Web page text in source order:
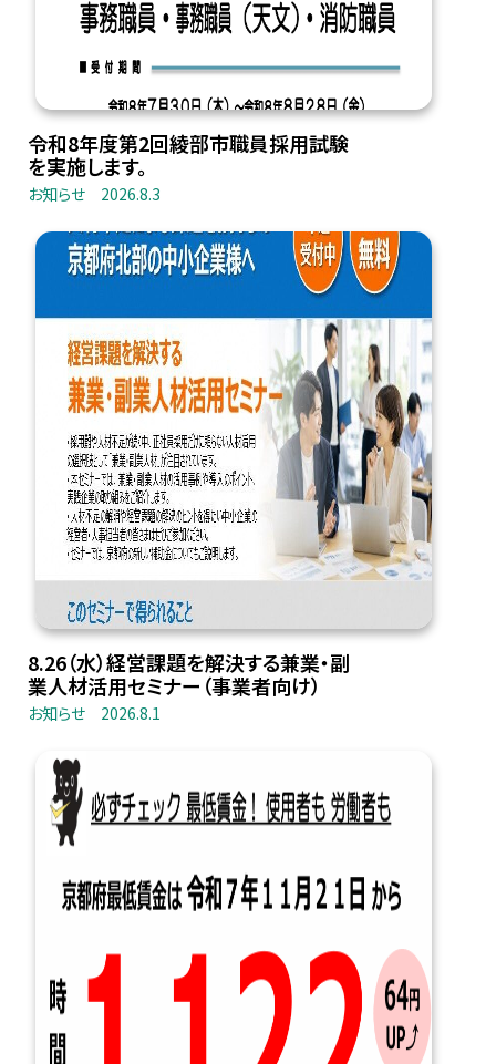
令和8年度第2回綾部市職員採用試験
を実施します。
お知らせ 2026.8.3
8.26（水）経営課題を解決する兼業・副
業人材活用セミナー（事業者向け）
お知らせ 2026.8.1